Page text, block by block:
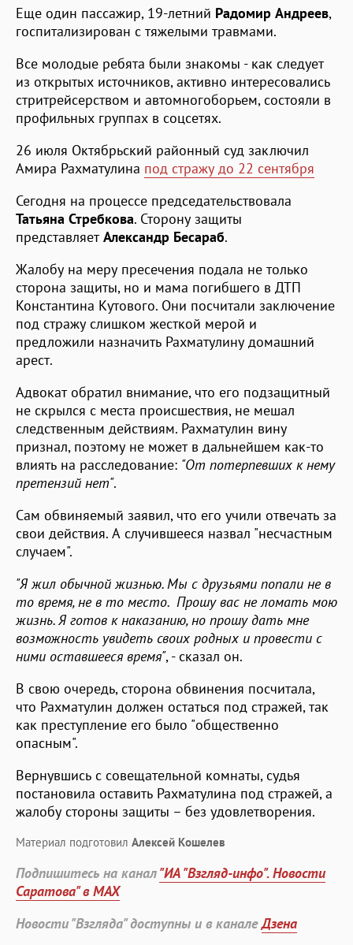
Еще один пассажир, 19-летний Радомир Андреев,
госпитализирован с тяжелыми травмами.
Все молодые ребята были знакомы - как следует
из открытых источников, активно интересовались
стритрейсерством и автомногоборьем, состояли в
профильных группах в соцсетях.
26 июля Октябрьский районный суд заключил
Амира Рахматулина под стражу до 22 сентября
Сегодня на процессе председательствовала
Татьяна Стребкова. Сторону защиты
представляетАлександр Бесараб.
Жалобу на меру пресечения подала не только
сторона защиты, но и мама погибшего в ДТП
Константина Кутового. Они посчитали заключение
под стражу слишком жесткой мерой и
предложили назначить Рахматулину домашний
арест.
Адвокат обратил внимание, что его подзащитный
не скрылся с места происшествия, не мешал
следственным действиям. Рахматулин вину
признал, поэтому не может в дальнейшем как-то
влиять на расследование: "От потерпевших к нему
претензий нет".
Сам обвиняемый заявил, что его учили отвечать за
свои действия. А случившееся назвал "несчастным
случаем".
"Я жил обычной жизнью. Мы с друзьями попали не в
то время, не в то место. Прошу вас не ломать мою
жизнь. Я готов к наказанию, но прошу дать мне
возможность увидеть своих родных и провести с
ними оставшееся время", - сказал он.
В свою очередь, сторона обвинения посчитала,
что Рахматулин должен остаться под стражей, так
как преступление его было "общественно
опасным".
Вернувшись с совещательной комнаты, судья
постановила оставить Рахматулина под стражей, а
жалобу стороны защиты – без удовлетворения.
Материал подготовил Алексей Кошелев
Подпишитесь на канал"ИА "Взгляд-инфо". Новости
Саратова" в MAX
Новости "Взгляда" доступны и в каналеДзена